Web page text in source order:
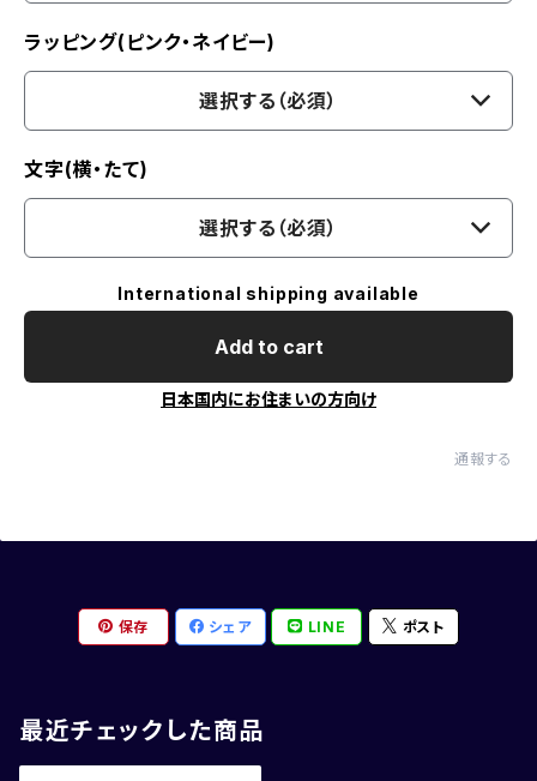
ラッピング(ピンク・ネイビー)
選択する（必須）
文字(横・たて)
選択する（必須）
International shipping available
Add to cart
日本国内にお住まいの方向け
通報する
保存 シェア LINE ポスト
最近チェックした商品